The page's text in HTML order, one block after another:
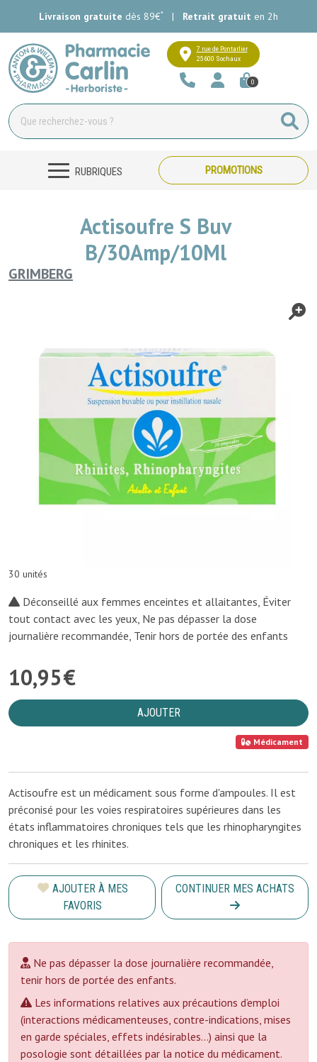
Livraison gratuite dès 89€* | Retrait gratuit en 2h
Pharmacie Carlin Votre
7 rue de Pontarlier
25600 Sochaux
0
RUBRIQUES PROMOTIONS
Actisoufre S Buv
B/30Amp/10Ml
GRIMBERG
30 unités
Déconseillé aux femmes enceintes et allaitantes, Éviter
tout contact avec les yeux, Ne pas dépasser la dose
journalière recommandée, Tenir hors de portée des enfants
10,95€
AJOUTER
Médicament
Actisoufre est un médicament sous forme d'ampoules. Il est
préconisé pour les voies respiratoires supérieures dans les
états inflammatoires chroniques tels que les rhinopharyngites
chroniques et les rhinites.
AJOUTER À MES
FAVORIS
CONTINUER MES ACHATS
Ne pas dépasser la dose journalière recommandée,
tenir hors de portée des enfants.
Les informations relatives aux précautions d’emploi
(interactions médicamenteuses, contre-indications, mises
en garde spéciales, effets indésirables...) ainsi que la
posologie sont détaillées par la notice du médicament.